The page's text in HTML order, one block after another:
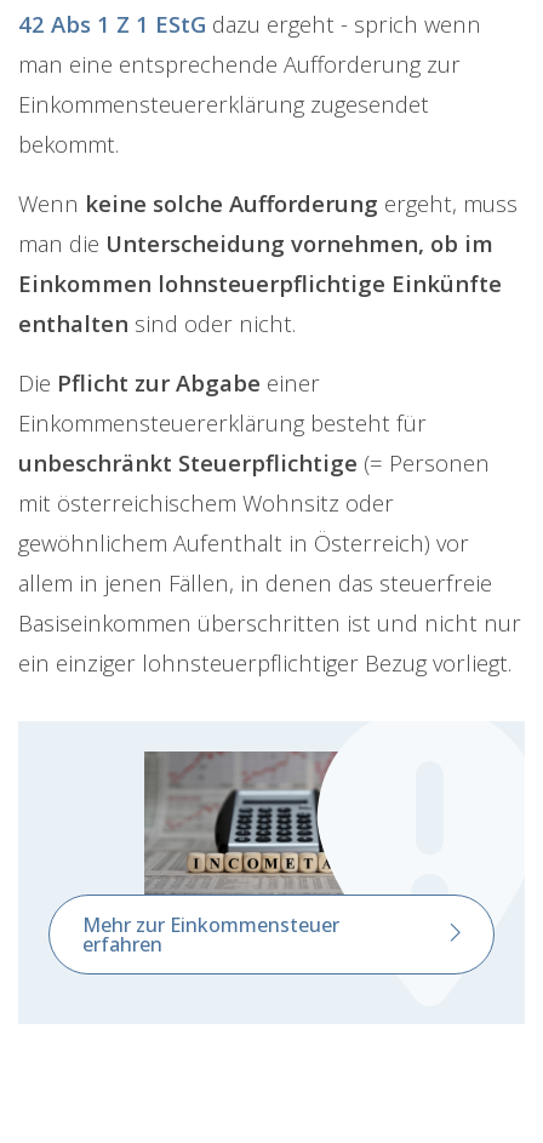
42 Abs 1 Z 1 EStG dazu ergeht - sprich wenn
man eine entsprechende Aufforderung zur
Einkommensteuererklärung zugesendet
bekommt.
Wenn keine solche Aufforderung ergeht, muss
man die Unterscheidung vornehmen, ob im
Einkommen lohnsteuerpflichtige Einkünfte
enthalten sind oder nicht.
Die Pflicht zur Abgabe einer
Einkommensteuererklärung besteht für
unbeschränkt Steuerpflichtige (= Personen
mit österreichischem Wohnsitz oder
gewöhnlichem Aufenthalt in Österreich) vor
allem in jenen Fällen, in denen das steuerfreie
Basiseinkommen überschritten ist und nicht nur
ein einziger lohnsteuerpflichtiger Bezug vorliegt.
Mehr zur Einkommensteuer
erfahren